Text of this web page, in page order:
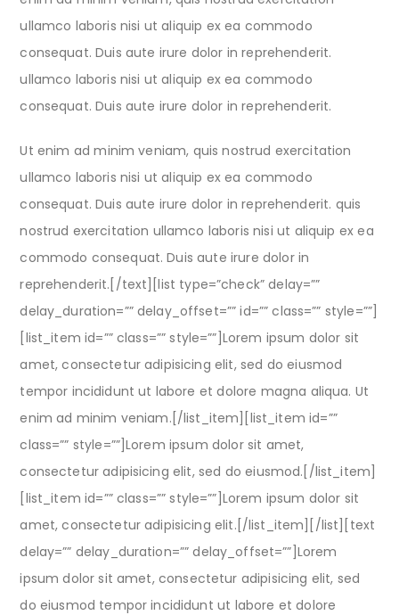
ullamco laboris nisi ut aliquip ex ea commodo
consequat. Duis aute irure dolor in reprehenderit.
ullamco laboris nisi ut aliquip ex ea commodo
consequat. Duis aute irure dolor in reprehenderit.
Ut enim ad minim veniam, quis nostrud exercitation
ullamco laboris nisi ut aliquip ex ea commodo
consequat. Duis aute irure dolor in reprehenderit. quis
nostrud exercitation ullamco laboris nisi ut aliquip ex ea
commodo consequat. Duis aute irure dolor in
reprehenderit.[/text][list type=”check” delay=””
delay_duration=”” delay_offset=”” id=”” class=”” style=””]
[list_item id=”” class=”” style=””]Lorem ipsum dolor sit
amet, consectetur adipisicing elit, sed do eiusmod
tempor incididunt ut labore et dolore magna aliqua. Ut
enim ad minim veniam.[/list_item][list_item id=””
class=”” style=””]Lorem ipsum dolor sit amet,
consectetur adipisicing elit, sed do eiusmod.[/list_item]
[list_item id=”” class=”” style=””]Lorem ipsum dolor sit
amet, consectetur adipisicing elit.[/list_item][/list][text
delay=”” delay_duration=”” delay_offset=””]Lorem
ipsum dolor sit amet, consectetur adipisicing elit, sed
do eiusmod tempor incididunt ut labore et dolore